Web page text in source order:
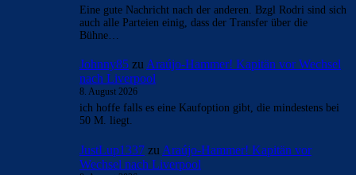
Eine gute Nachricht nach der anderen. Bzgl Rodri sind sich
auch alle Parteien einig, dass der Transfer über die
Bühne…
Johnny85 zuAraújo-Hammer! Kapitän vor Wechsel
nach Liverpool
8. August 2026
ich hoffe falls es eine Kaufoption gibt, die mindestens bei
50 M. liegt.
JustLup1337 zu Araújo-Hammer! Kapitän vor
Wechsel nach Liverpool